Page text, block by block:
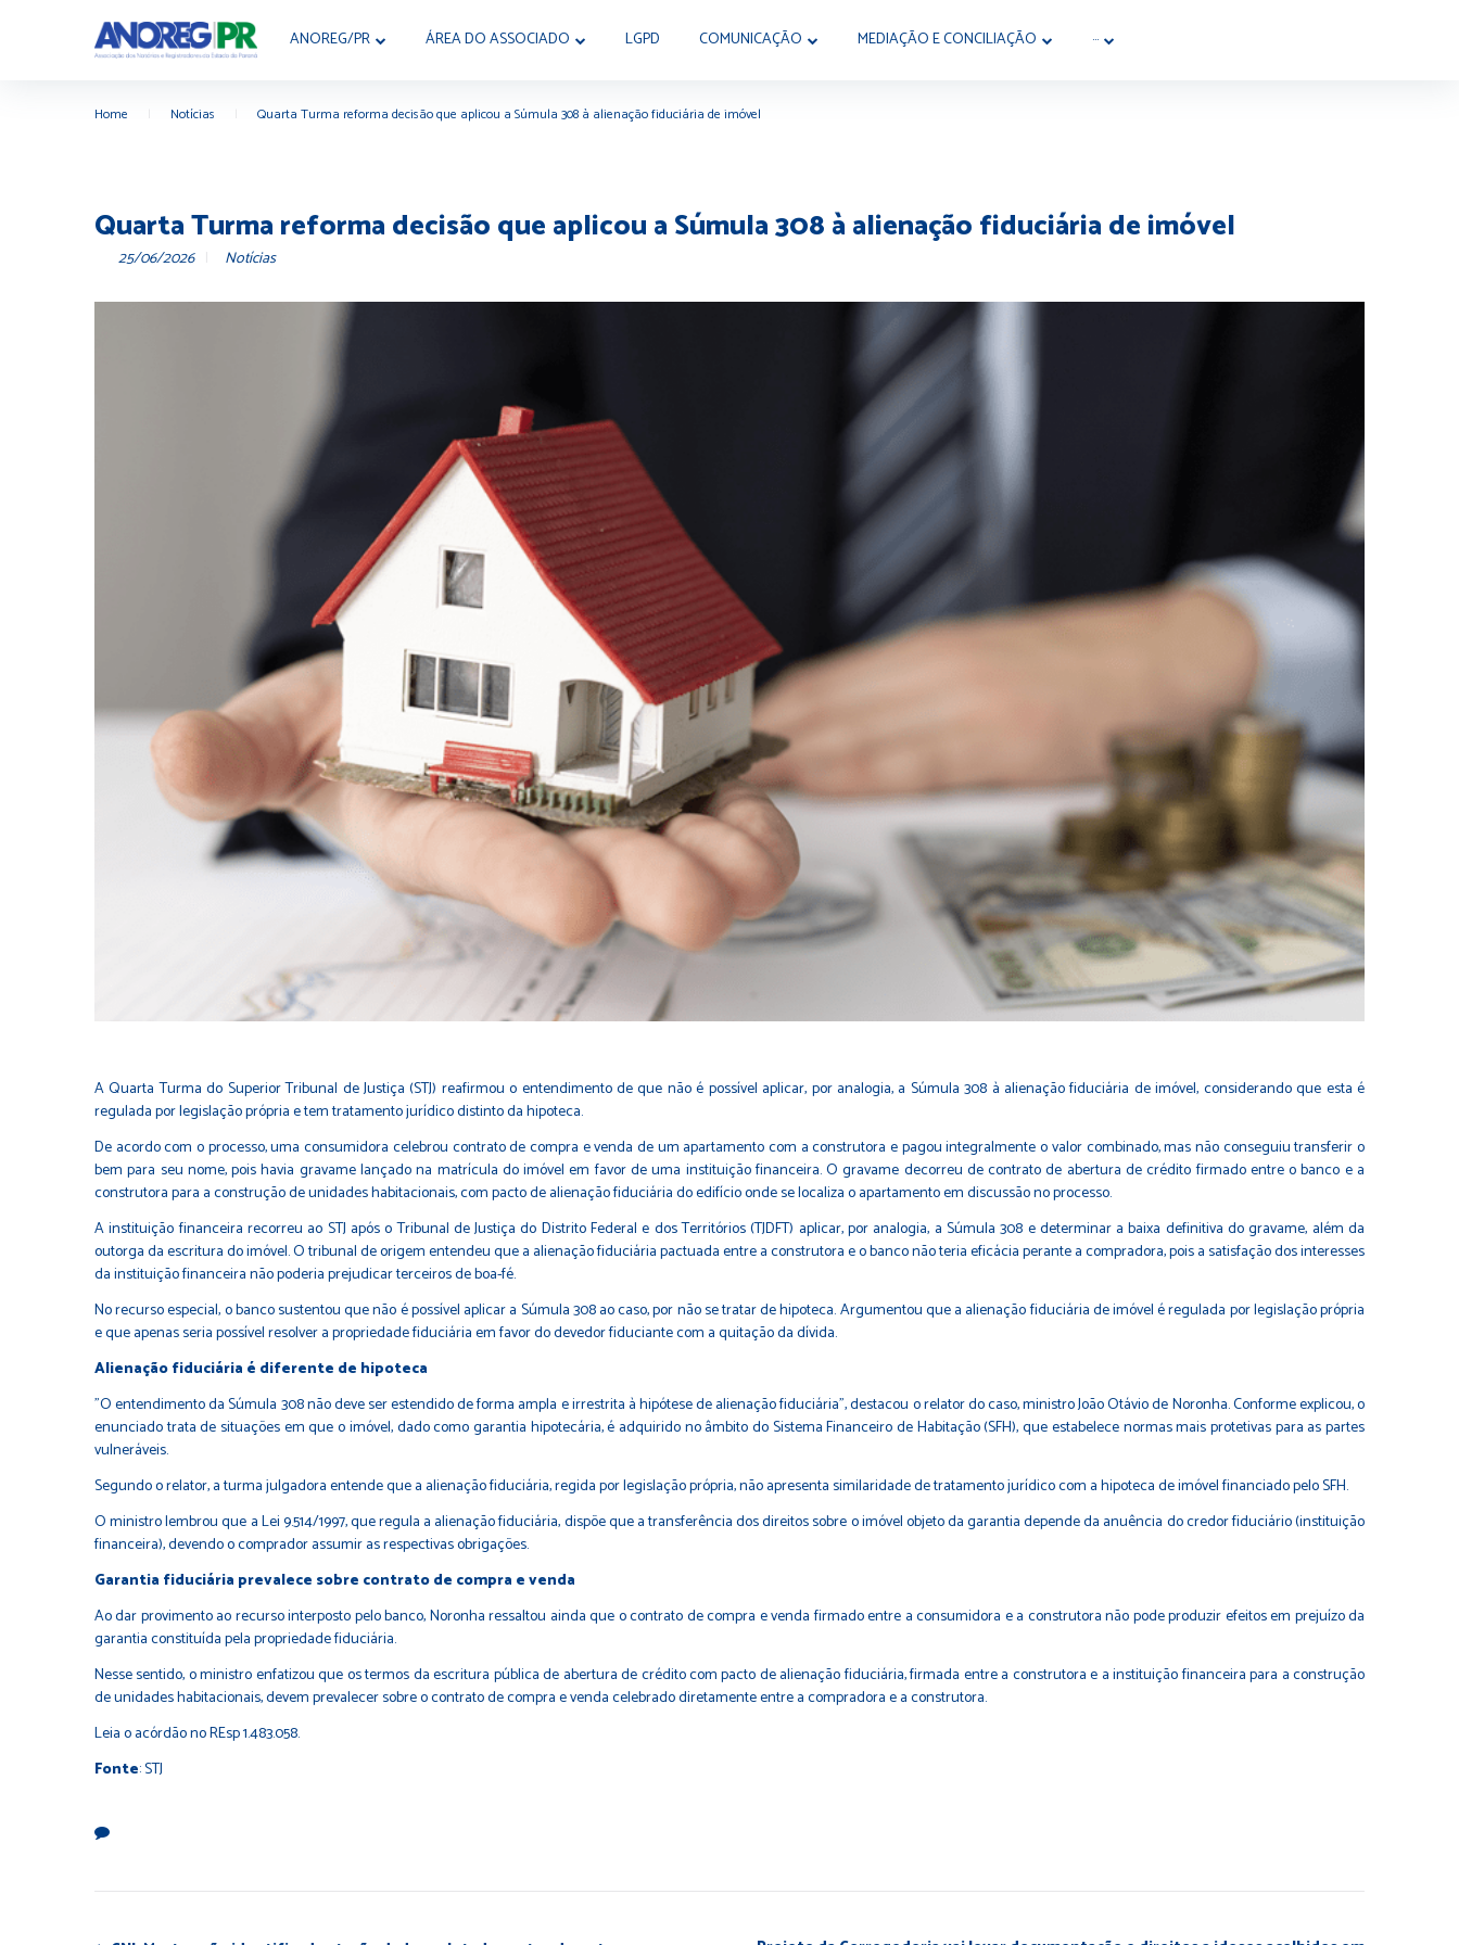
ANOREG/PR ÁREA DO ASSOCIADO LGPD COMUNICAÇÃO MEDIAÇÃO E CONCILIAÇÃO ···
Home Notícias Quarta Turma reforma decisão que aplicou a Súmula 308 à alienação fiduciária de imóvel
Quarta Turma reforma decisão que aplicou a Súmula 308 à alienação fiduciária de imóvel
25/06/2026 Notícias
A Quarta Turma do Superior Tribunal de Justiça (STJ) reafirmou o entendimento de que não é possível aplicar, por analogia, a Súmula 308 à alienação fiduciária de imóvel, considerando que esta é
regulada por legislação própria e tem tratamento jurídico distinto da hipoteca.
De acordo com o processo, uma consumidora celebrou contrato de compra e venda de um apartamento com a construtora e pagou integralmente o valor combinado, mas não conseguiu transferir o
bem para seu nome, pois havia gravame lançado na matrícula do imóvel em favor de uma instituição financeira. O gravame decorreu de contrato de abertura de crédito firmado entre o banco e a
construtora para a construção de unidades habitacionais, com pacto de alienação fiduciária do edifício onde se localiza o apartamento em discussão no processo.
A instituição financeira recorreu ao STJ após o Tribunal de Justiça do Distrito Federal e dos Territórios (TJDFT) aplicar, por analogia, a Súmula 308 e determinar a baixa definitiva do gravame, além da
outorga da escritura do imóvel. O tribunal de origem entendeu que a alienação fiduciária pactuada entre a construtora e o banco não teria eficácia perante a compradora, pois a satisfação dos interesses
da instituição financeira não poderia prejudicar terceiros de boa-fé.
No recurso especial, o banco sustentou que não é possível aplicar a Súmula 308 ao caso, por não se tratar de hipoteca. Argumentou que a alienação fiduciária de imóvel é regulada por legislação própria
e que apenas seria possível resolver a propriedade fiduciária em favor do devedor fiduciante com a quitação da dívida.
Alienação fiduciária é diferente de hipoteca
"O entendimento da Súmula 308 não deve ser estendido de forma ampla e irrestrita à hipótese de alienação fiduciária", destacou o relator do caso, ministro João Otávio de Noronha. Conforme explicou, o
enunciado trata de situações em que o imóvel, dado como garantia hipotecária, é adquirido no âmbito do Sistema Financeiro de Habitação (SFH), que estabelece normas mais protetivas para as partes
vulneráveis.
Segundo o relator, a turma julgadora entende que a alienação fiduciária, regida por legislação própria, não apresenta similaridade de tratamento jurídico com a hipoteca de imóvel financiado pelo SFH.
O ministro lembrou que aLei 9.514/1997, que regula a alienação fiduciária, dispõe que a transferência dos direitos sobre o imóvel objeto da garantia depende da anuência do credor fiduciário (instituição
financeira), devendo o comprador assumir as respectivas obrigações.
Garantia fiduciária prevalece sobre contrato de compra e venda
Ao dar provimento ao recurso interposto pelo banco, Noronha ressaltou ainda que o contrato de compra e venda firmado entre a consumidora e a construtora não pode produzir efeitos em prejuízo da
garantia constituída pela propriedade fiduciária.
Nesse sentido, o ministro enfatizou que os termos da escritura pública de abertura de crédito com pacto de alienação fiduciária, firmada entre a construtora e a instituição financeira para a construção
de unidades habitacionais, devem prevalecer sobre o contrato de compra e venda celebrado diretamente entre a compradora e a construtora.
Leia o acórdão no REsp 1.483.058.
Fonte: STJ